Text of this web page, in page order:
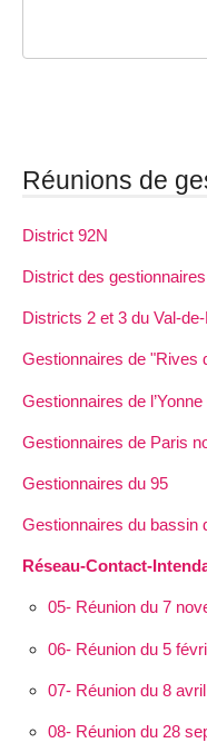
Réunions de
District 92N
District des
Districts 2 et 3 du Val-
Gestionnaires de "Rives
Gestionnaires de
Gestionnaires de Paris
Gestionnaires du 95
Gestionnaires du bassin
Réseau-Contact-
05- Réunion du 7
06- Réunion du 5
07- Réunion du 8
08- Réunion du 28